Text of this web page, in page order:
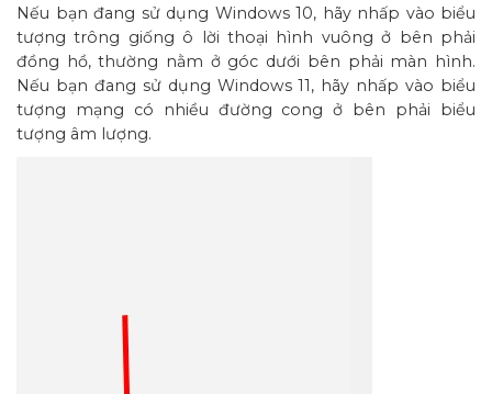
Nếu bạn đang sử dụng Windows 10, hãy nhấp vào biểu
tượng trông giống ô lời thoại hình vuông ở bên phải
đồng hồ, thường nằm ở góc dưới bên phải màn hình.
Nếu bạn đang sử dụng Windows 11, hãy nhấp vào biểu
tượng mạng có nhiều đường cong ở bên phải biểu
tượng âm lượng.